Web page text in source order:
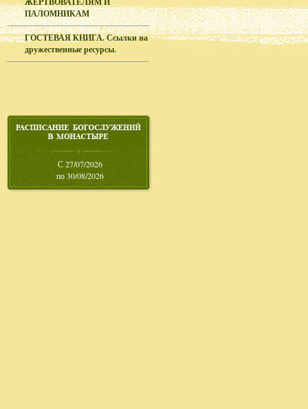
ПАЛОМНИКАМ
ГОСТЕВАЯ КНИГА. Ссылки на
дружественные ресурсы.
С 27/07/2026
по 30/08/2026